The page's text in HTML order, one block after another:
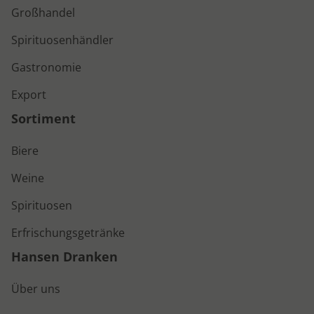
+31(0)475 46 57 75
Großhandel
Spirituosenhändler
Gastronomie
Export
Sortiment
Biere
Weine
Spirituosen
Erfrischungsgetränke
Hansen Dranken
Über uns